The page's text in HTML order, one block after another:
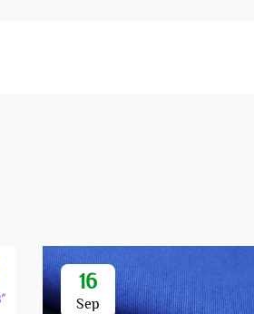
16
Sep